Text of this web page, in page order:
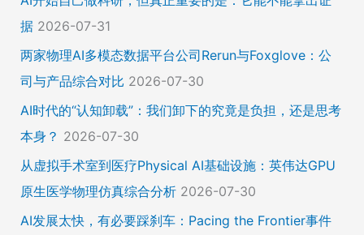
据 2026-07-31
两家物理AI多模态数据平台公司Rerun与Foxglove：公
司与产品综合对比 2026-07-30
AI时代的“认知卸载”：我们卸下的究竟是负担，还是思考
本身？ 2026-07-30
从虚拟手术室到医疗Physical AI基础设施：英伟达GPU
原生医学物理仿真综合分析 2026-07-30
AI发展太快，有必要踩刹车：Pacing the Frontier事件